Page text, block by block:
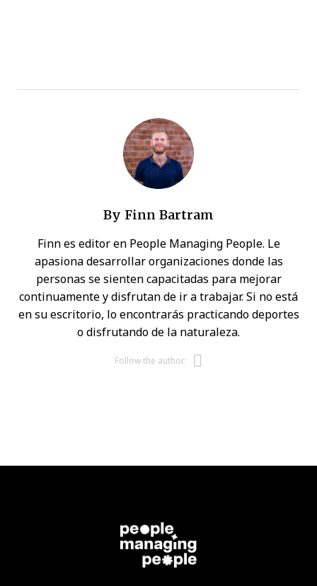
By Finn Bartram
Finn es editor en People Managing People. Le
apasiona desarrollar organizaciones donde las
personas se sienten capacitadas para mejorar
continuamente y disfrutan de ir a trabajar. Si no está
en su escritorio, lo encontrarás practicando deportes
o disfrutando de la naturaleza.
Follow the author: